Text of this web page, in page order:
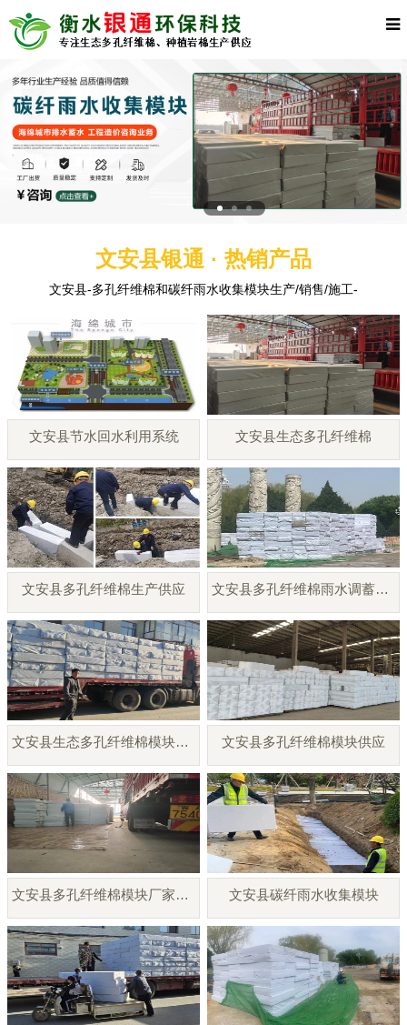
文安县银通 · 热销产品
文安县-多孔纤维棉和碳纤雨水收集模块生产/销售/施工-
文安县节水回水利用系统 文安县生态多孔纤维棉
文安县多孔纤维棉生产供应 文安县多孔纤维棉雨水调蓄模块
文安县生态多孔纤维棉模块厂家 文安县多孔纤维棉模块供应
文安县多孔纤维棉模块厂家直销 文安县碳纤雨水收集模块